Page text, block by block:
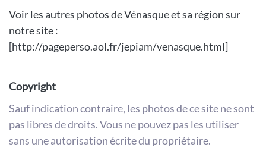
Voir les autres photos de Vénasque et sa région sur
notre site :
[http://pageperso.aol.fr/jepiam/venasque.html]
Copyright
Sauf indication contraire, les photos de ce site ne sont
pas libres de droits. Vous ne pouvez pas les utiliser
sans une autorisation écrite du propriétaire.